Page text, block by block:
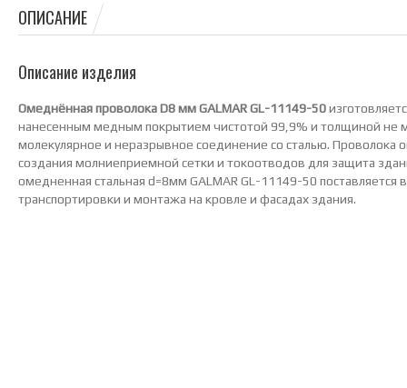
ОПИСАНИЕ
Описание изделия
Омеднённая проволока D8 мм GALMAR GL-11149-50
нанесенным медным покрытием чистотой 99,9% и толщиной
молекулярное и неразрывное соединение со сталью. Проволока
создания молниеприемной сетки и токоотводов для защита
омедненная стальная d=8мм GALMAR GL-11149-50 поставляется
транспортировки и монтажа на кровле и фасадах здания.